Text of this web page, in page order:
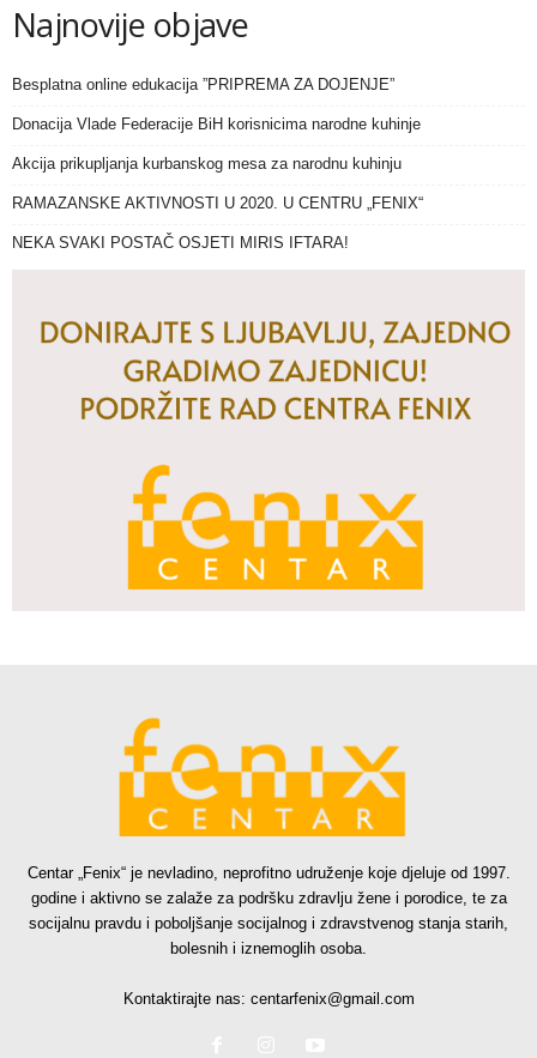
Najnovije objave
Besplatna online edukacija ”PRIPREMA ZA DOJENJE”
Donacija Vlade Federacije BiH korisnicima narodne kuhinje
Akcija prikupljanja kurbanskog mesa za narodnu kuhinju
RAMAZANSKE AKTIVNOSTI U 2020. U CENTRU „FENIX“
NEKA SVAKI POSTAČ OSJETI MIRIS IFTARA!
Centar „Fenix“ je nevladino, neprofitno udruženje koje djeluje od 1997.
godine i aktivno se zalaže za podršku zdravlju žene i porodice, te za
socijalnu pravdu i poboljšanje socijalnog i zdravstvenog stanja starih,
bolesnih i iznemoglih osoba.
Kontaktirajte nas: centarfenix@gmail.com